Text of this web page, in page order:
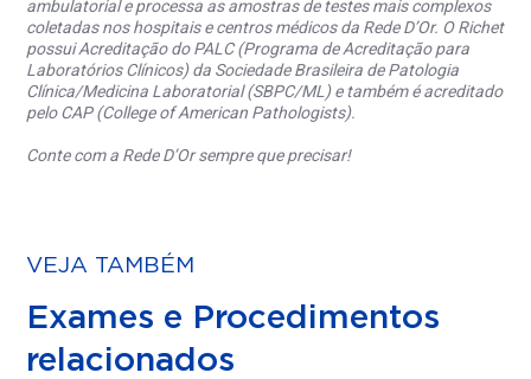
ambulatorial e processa as amostras de testes mais complexos
coletadas nos hospitais e centros médicos da Rede D’Or. O Richet
possui Acreditação do PALC (Programa de Acreditação para
Laboratórios Clínicos) da Sociedade Brasileira de Patologia
Clínica/Medicina Laboratorial (SBPC/ML) e também é acreditado
pelo CAP (College of American Pathologists).
Conte com a Rede D’Or sempre que precisar!
VEJA TAMBÉM
Exames e Procedimentos
relacionados